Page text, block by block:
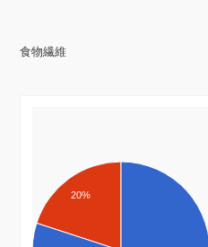
食物繊維
20%